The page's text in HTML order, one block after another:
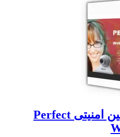
تبدیل وب کم به دوربین امنیتی Perfect